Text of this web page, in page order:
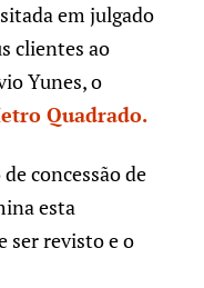
em julgado
clientes ao
Yunes, o
Quadrado.
concessão de
esta
ser revisto e o